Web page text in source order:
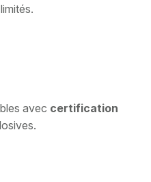
avec certification